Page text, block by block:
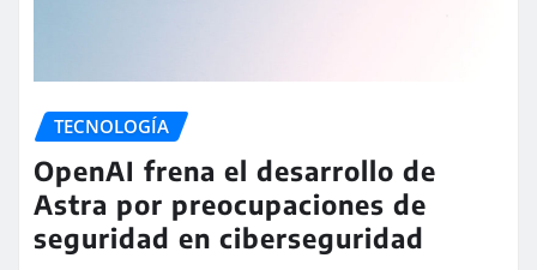
TECNOLOGÍA
OpenAI frena el desarrollo de
Astra por preocupaciones de
seguridad en ciberseguridad